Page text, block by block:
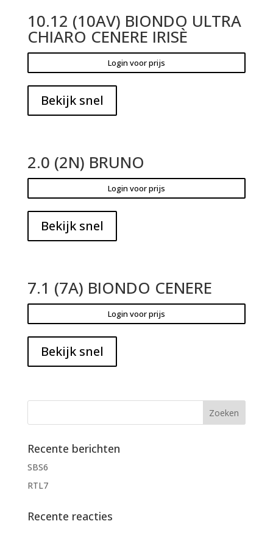
10.12 (10AV) BIONDO ULTRA
CHIARO CENERE IRISÈ
Login voor prijs
Bekijk snel
2.0 (2N) BRUNO
Login voor prijs
Bekijk snel
7.1 (7A) BIONDO CENERE
Login voor prijs
Bekijk snel
Recente berichten
SBS6
RTL7
Recente reacties